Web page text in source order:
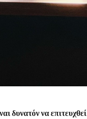
δυνατόν να